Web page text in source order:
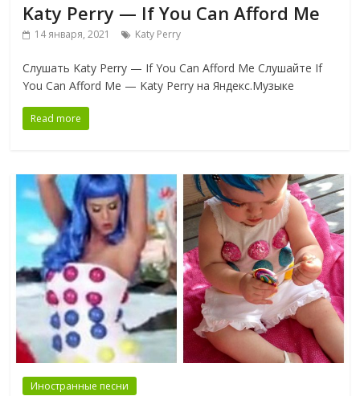
Katy Perry — If You Can Afford Me
14 января, 2021 Katy Perry
Слушать Katy Perry — If You Can Afford Me Слушайте If
You Can Afford Me — Katy Perry на Яндекс.Музыке
Read more
Иностранные песни